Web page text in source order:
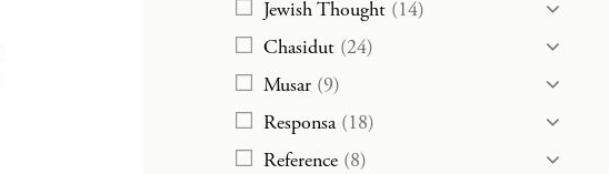
Jewish Thought (14)
Chasidut (24)
Musar (9)
Responsa (18)
Reference (8)